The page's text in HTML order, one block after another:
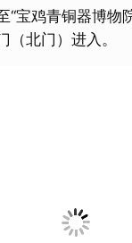
“宝鸡青铜器博物
（北门）进入。